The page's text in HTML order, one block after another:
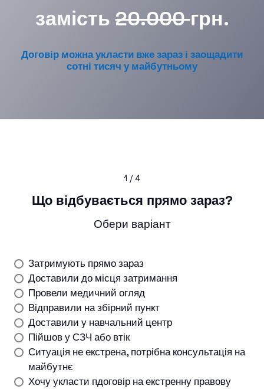
замість20.000грн.
Договір можна укласти вже зараз і заощадити
сотні тисяч у майбутньому
1 / 4
Що відбувається прямо зараз?
Обери варіант
Затримують прямо зараз
Доставили до місця затримання
Провели медичний огляд
Відправили на збірний пункт
Доставили у навчальний центр
Пійшов у СЗЧ або втік
Ситуація не екстрена, потрібна консультація на
майбутнє
Хочу укласти пдоговір на екстренну правову